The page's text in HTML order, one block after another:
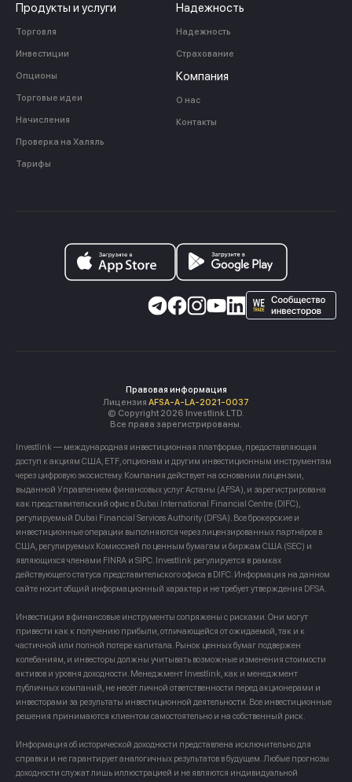
Продукты и услуги
Торговля
Инвестиции
Опционы
Торговые идеи
Начисления
Проверка на Халяль
Тарифы
Надежность
Надежность
Страхование
Компания
О нас
Контакты
Правовая информация
Лицензия AFSA-A-LA-2021-0037
© Copyright 2026 Investlink LTD.
Все права зарегистрированы.
Investlink — международная инвестиционная платформа, предоставляющая
доступ к акциям США, ETF, опционам и другим инвестиционным инструментам
через цифровую экосистему. Компания действует на основании лицензии,
выданной Управлением финансовых услуг Астаны (AFSA), и зарегистрирована
как представительский офис в Dubai International Financial Centre (DIFC),
регулируемый Dubai Financial Services Authority (DFSA). Все брокерские и
инвестиционные операции выполняются через лицензированных партнёров в
США, регулируемых Комиссией по ценным бумагам и биржам США (SEC) и
являющихся членами FINRA и SIPC. Investlink регулируется в рамках
действующего статуса представительского офиса в DIFC. Информация на данном
сайте носит общий информационный характер и не требует утверждения DFSA.
Инвестиции в финансовые инструменты сопряжены с рисками. Они могут
привести как к получению прибыли, отличающейся от ожидаемой, так и к
частичной или полной потере капитала. Рынок ценных бумаг подвержен
колебаниям, и инвесторы должны учитывать возможные изменения стоимости
активов и уровня доходности. Менеджмент Investlink, как и менеджмент
публичных компаний, не несёт личной ответственности перед акционерами и
инвесторами за результаты инвестиционной деятельности. Все инвестиционные
решения принимаются клиентом самостоятельно и на собственный риск.
Информация об исторической доходности представлена исключительно для
справки и не гарантирует аналогичных результатов в будущем. Любые прогнозы
доходности служат лишь иллюстрацией и не являются индивидуальной